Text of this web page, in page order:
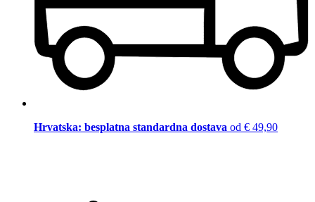
Hrvatska: besplatna standardna dostava od € 49,90